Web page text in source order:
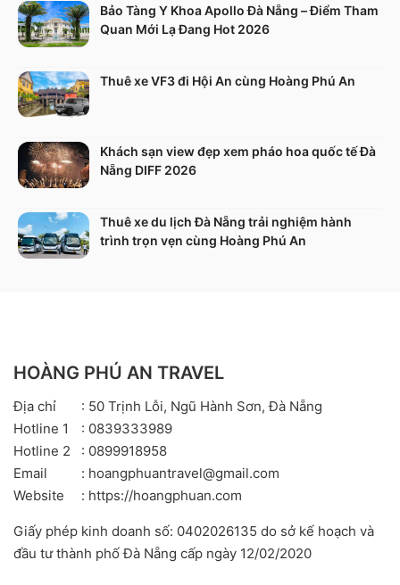
Bảo Tàng Y Khoa Apollo Đà Nẵng – Điểm Tham
Quan Mới Lạ Đang Hot 2026
Thuê xe VF3 đi Hội An cùng Hoàng Phú An
Khách sạn view đẹp xem pháo hoa quốc tế Đà
Nẵng DIFF 2026
Thuê xe du lịch Đà Nẵng trải nghiệm hành
trình trọn vẹn cùng Hoàng Phú An
HOÀNG PHÚ AN TRAVEL
Địa chỉ
: 50 Trịnh Lỗi, Ngũ Hành Sơn, Đà Nẵng
Hotline 1
: 0839333989
Hotline 2
: 0899918958
Email
: hoangphuantravel@gmail.com
Website
: https://hoangphuan.com
Giấy phép kinh doanh số: 0402026135 do sở kế hoạch và
đầu tư thành phố Đà Nẵng cấp ngày 12/02/2020